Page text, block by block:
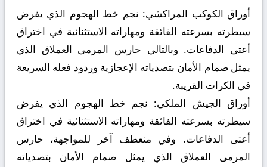
أوراق الكوكب المراكشي: نجم خط الهجوم الذي يفرض
سيطرته بسرعته الفائقة ومهاراته الاستثنائية في اختراق
أعتى الدفاعات. وبالتالي حارس المرمى العملاق الذي
يمثل صمام الأمان بتصدياته الإعجازية وردود فعله السريعة
في الكرات القريبة.
أوراق الجيش الملكي: نجم خط الهجوم الذي يفرض
سيطرته بسرعته الفائقة ومهاراته الاستثنائية في اختراق
أعتى الدفاعات. وفي منعطف آخر للمواجهة، حارس
المرمى العملاق الذي يمثل صمام الأمان بتصدياته